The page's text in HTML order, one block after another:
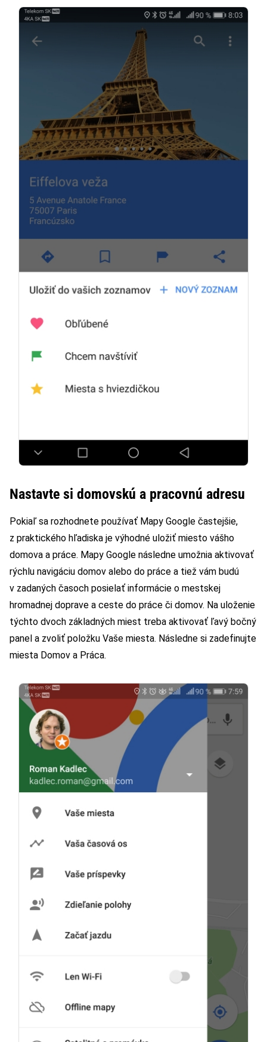
Nastavte si domovskú a pracovnú adresu
Pokiaľ sa rozhodnete používať Mapy Google častejšie,
z praktického hľadiska je výhodné uložiť miesto vášho
domova a práce. Mapy Google následne umožnia aktivovať
rýchlu navigáciu domov alebo do práce a tiež vám budú
v zadaných časoch posielať informácie o mestskej
hromadnej doprave a ceste do práce či domov. Na uloženie
týchto dvoch základných miest treba aktivovať ľavý bočný
panel a zvoliť položku Vaše miesta. Následne si zadefinujte
miesta Domov a Práca.